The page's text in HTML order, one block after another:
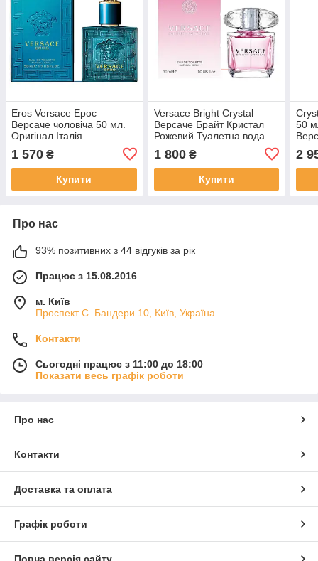
Eros Versace Ерос
Версаче чоловіча 50 мл.
Оригінал Італія
1 570 ₴
Купити
Versace Bright Crystal
Версаче Брайт Кристал
Рожевий Туалетна вода
1 800₴
Купити
50
2
Про нас
93% позитивних з 44 відгуків за рік
Працює з 15.08.2016
м. Київ
Проспект С. Бандери 10, Київ, Україна
Контакти
Сьогодні працює з 11:00 до 18:00
Показати весь графік роботи
Про нас
Контакти
Доставка та оплата
Графік роботи